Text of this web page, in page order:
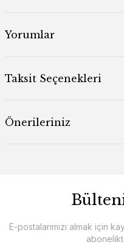
Yorumlar
Taksit Seçenekleri
Önerileriniz
E-postalarımızı almak için